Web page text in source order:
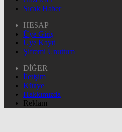
Sıcak Haber
HESAP
Üye Giriş
Üye Kayıt
Şifremi Unuttum
DİĞER
İletişim
Künye
Hakkımızda
Reklam